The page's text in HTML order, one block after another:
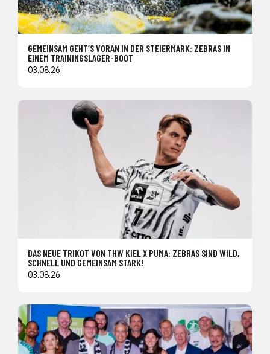
GEMEINSAM GEHT’S VORAN IN DER STEIERMARK: ZEBRAS IN
EINEM TRAININGSLAGER-BOOT
03.08.26
DAS NEUE TRIKOT VON THW KIEL X PUMA: ZEBRAS SIND WILD,
SCHNELL UND GEMEINSAM STARK!
03.08.26